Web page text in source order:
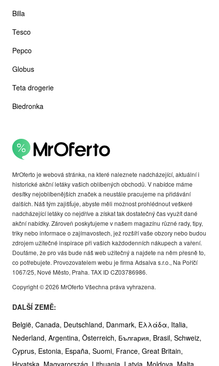
MrOferto je webová stránka, na které naleznete nadcházející, aktuální i
historické akční letáky vašich oblíbených obchodů. V nabídce máme
desítky nejoblíbenějších značek a neustále pracujeme na přidávání
dalších. Náš tým zajišťuje, abyste měli možnost prohlédnout veškeré
nadcházející letáky co nejdříve a získat tak dostatečný čas využít dané
akční nabídky. Zároveň poskytujeme v našem magazínu různé rady, tipy,
triky nebo informace o zajímavostech, jež rozšíří vaše obzory nebo budou
zdrojem užitečné inspirace při vašich každodenních nákupech a vaření.
Doufáme, že pro vás bude náš web užitečný a najdete na něm přesně to,
co potřebujete. Provozovatelem webu je firma Adsalva s.r.o., Na Poříčí
1067/25, Nové Město, Praha. TAX ID CZ03786986.
Copyright © 2026 MrOferto Všechna práva vyhrazena.
Billa
Tesco
Pepco
Globus
Teta drogerie
Biedronka
DALŠÍ ZEMĚ:
België, Canada, Deutschland, Danmark, Ελλάδα, Italia,
Nederland, Argentina, Österreich, България, Brasil, Schweiz,
Cyprus, Estonia, España, Suomi, France, Great Britain,
Hrvatska, Magyarország, Lithuania, Latvia, Moldova, Malta,